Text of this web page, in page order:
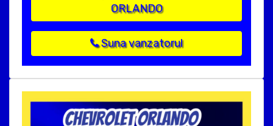
ORLANDO
Suna vanzatorul